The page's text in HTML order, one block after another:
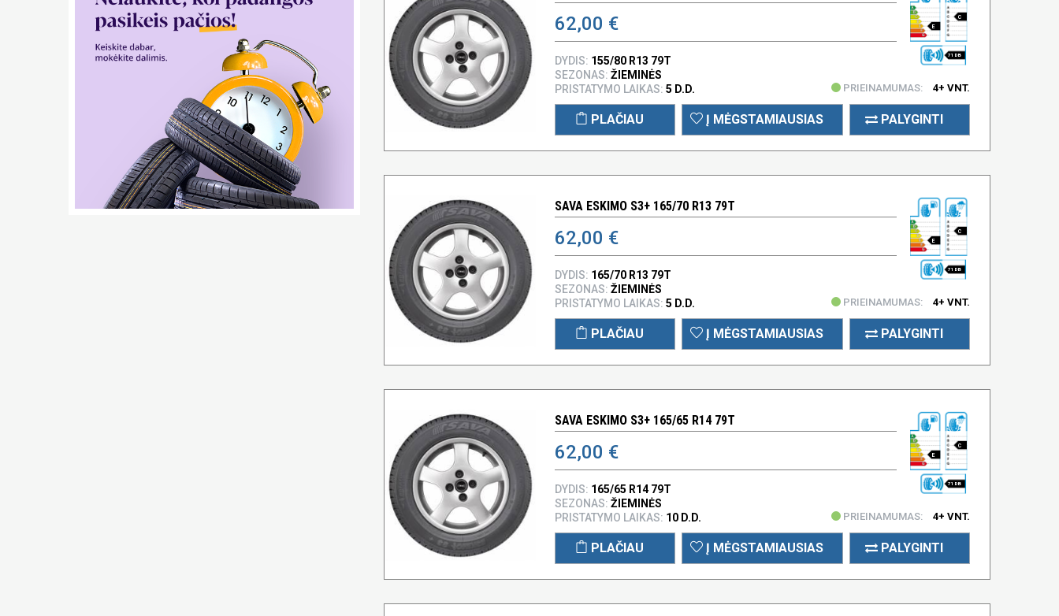
62,00 € E
C
71 DB
DYDIS: 155/80 R13 79T
SEZONAS: ŽIEMINĖS
PRISTATYMO LAIKAS: 5 D.D. PRIEINAMUMAS: 4+ VNT.
PLAČIAU Į MĖGSTAMIAUSIAS PALYGINTI
SAVA ESKIMO S3+ 165/70 R13 79T
62,00 € E
C
71 DB
DYDIS: 165/70 R13 79T
SEZONAS: ŽIEMINĖS
PRISTATYMO LAIKAS: 5 D.D. PRIEINAMUMAS: 4+ VNT.
PLAČIAU Į MĖGSTAMIAUSIAS PALYGINTI
SAVA ESKIMO S3+ 165/65 R14 79T
62,00 € E
C
71 DB
DYDIS: 165/65 R14 79T
SEZONAS: ŽIEMINĖS
PRISTATYMO LAIKAS: 10 D.D. PRIEINAMUMAS: 4+ VNT.
PLAČIAU Į MĖGSTAMIAUSIAS PALYGINTI